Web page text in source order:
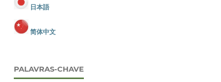
日本語
简体中文
PALAVRAS-CHAVE